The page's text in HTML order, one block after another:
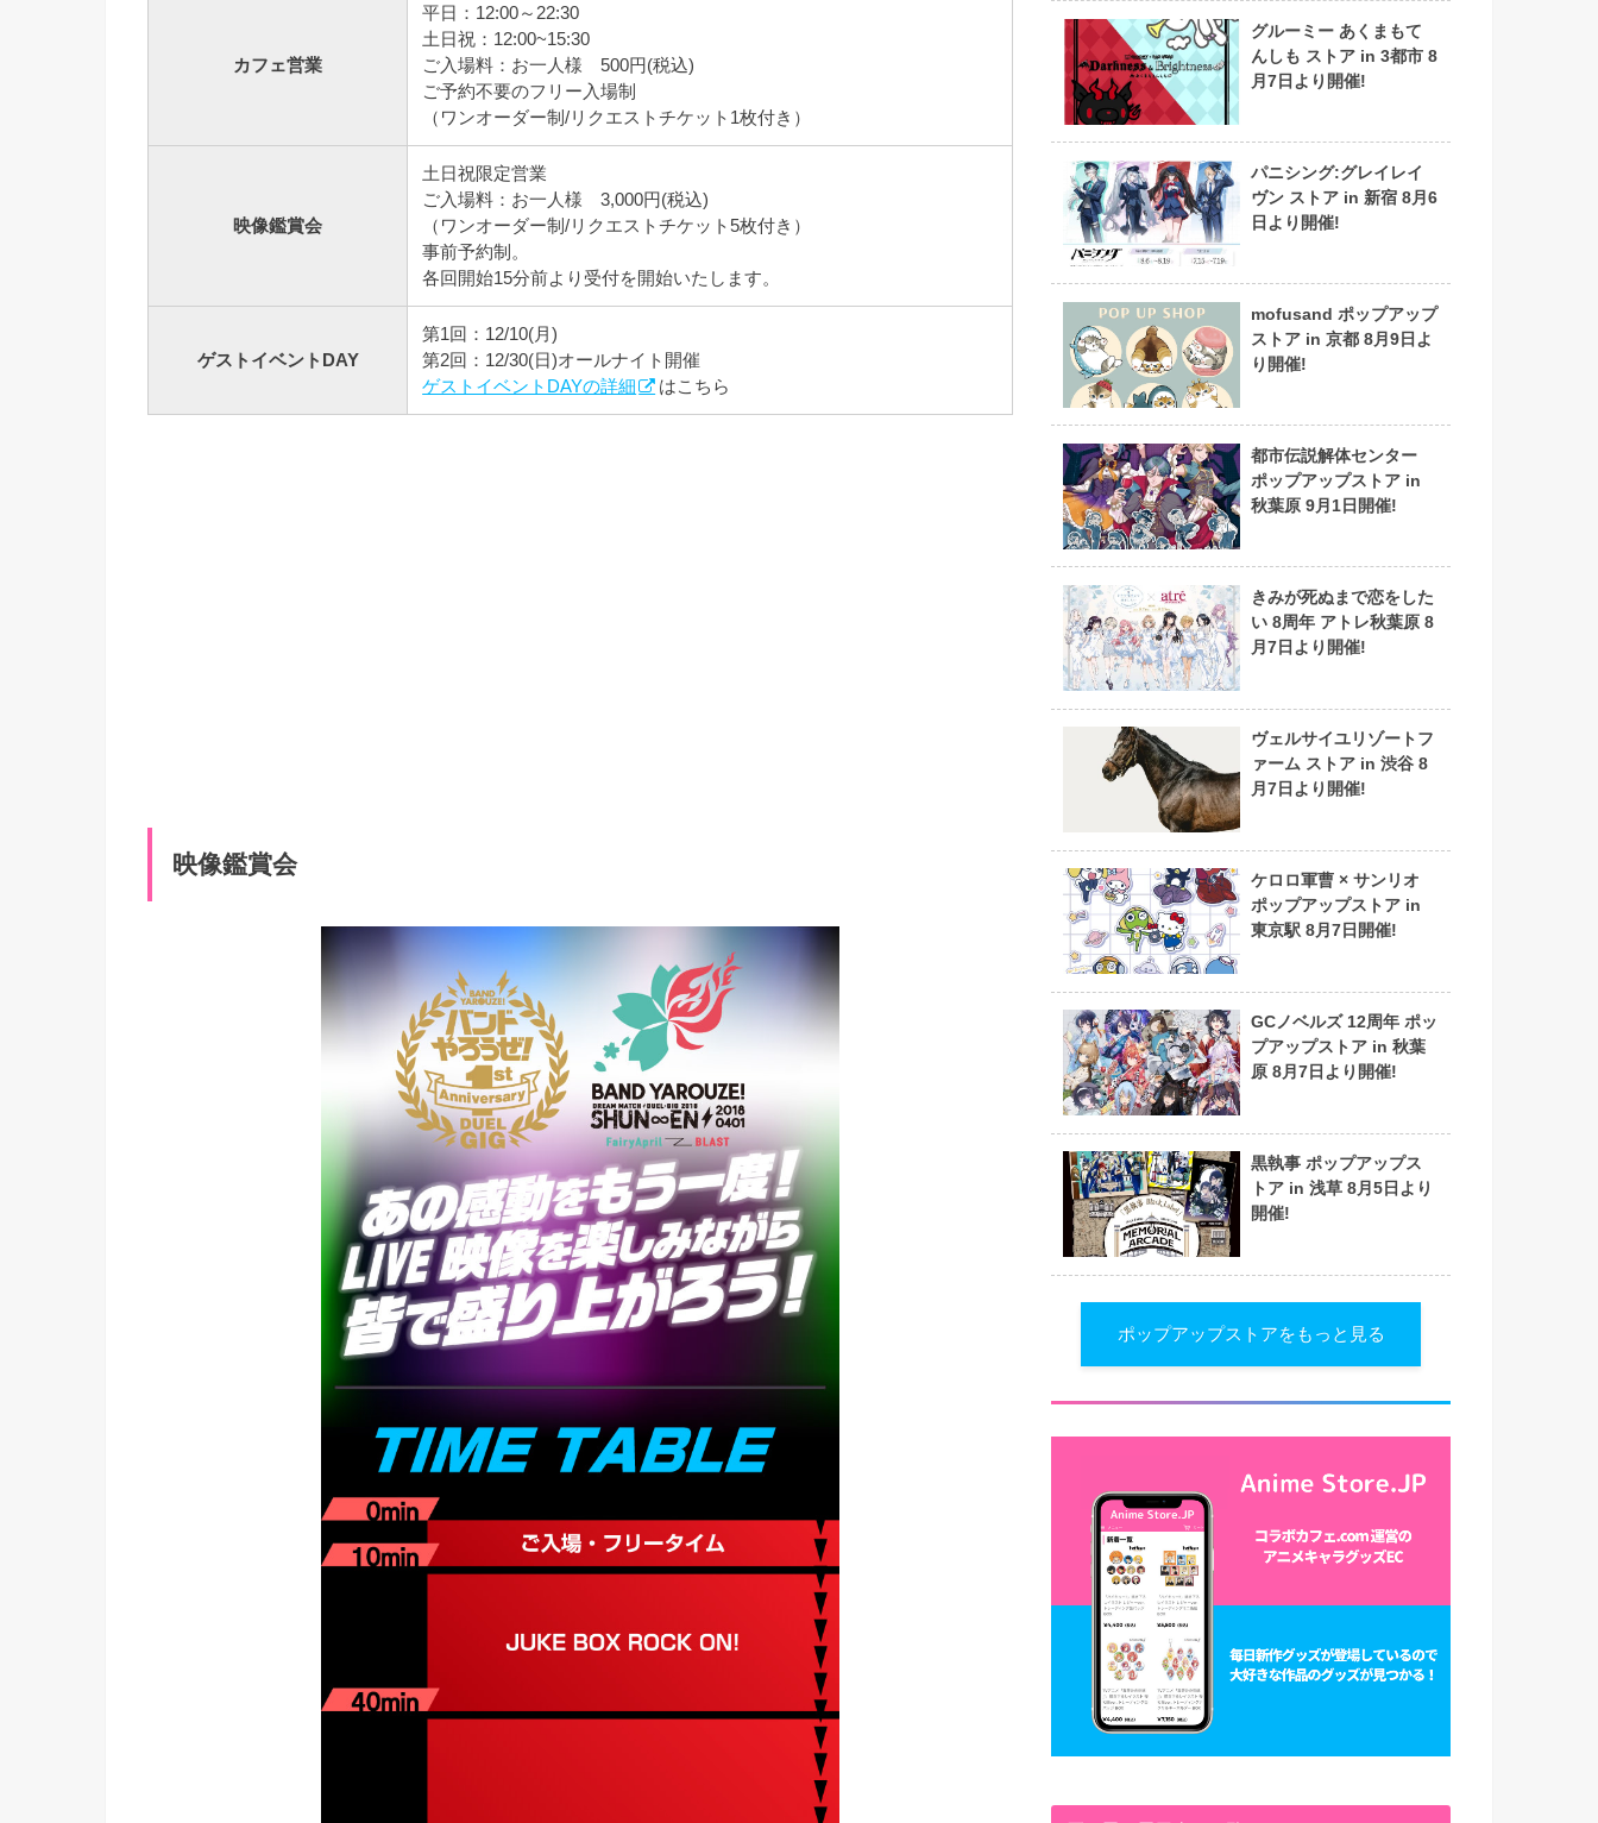
カフェ営業
平日：12:00～22:30
土日祝：12:00~15:30
ご入場料：お一人様 500円(税込)
ご予約不要のフリー入場制
（ワンオーダー制/リクエストチケット1枚付き）
映像鑑賞会
土日祝限定営業
ご入場料：お一人様 3,000円(税込)
（ワンオーダー制/リクエストチケット5枚付き）
事前予約制。
各回開始15分前より受付を開始いたします。
ゲストイベントDAY
第1回：12/10(月)
第2回：12/30(日)オールナイト開催
ゲストイベントDAYの詳細
はこちら
映像鑑賞会
グルーミー あくまもて
んしも ストア in 3都市 8
月7日より開催!
パニシング:グレイレイ
ヴン ストア in 新宿 8月6
日より開催!
mofusand ポップアップ
ストア in 京都 8月9日よ
り開催!
都市伝説解体センター
ポップアップストア in
秋葉原 9月1日開催!
きみが死ぬまで恋をした
い 8周年 アトレ秋葉原 8
月7日より開催!
ヴェルサイユリゾートフ
ァーム ストア in 渋谷 8
月7日より開催!
ケロロ軍曹 × サンリオ
ポップアップストア in
東京駅 8月7日開催!
GCノベルズ 12周年 ポッ
プアップストア in 秋葉
原 8月7日より開催!
黒執事 ポップアップス
トア in 浅草 8月5日より
開催!
ポップアップストアをもっと見る